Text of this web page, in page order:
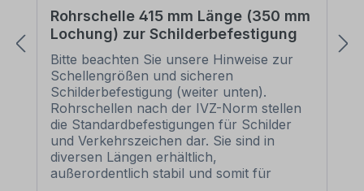
Rohrschelle 415 mm Länge (350 mm
Lochung) zur Schilderbefestigung
Bitte beachten Sie unsere Hinweise zur
Schellengrößen und sicheren
Schilderbefestigung (weiter unten).
Rohrschellen nach der IVZ-Norm stellen
die Standardbefestigungen für Schilder
und Verkehrszeichen dar. Sie sind in
diversen Längen erhältlich,
außerordentlich stabil und somit für